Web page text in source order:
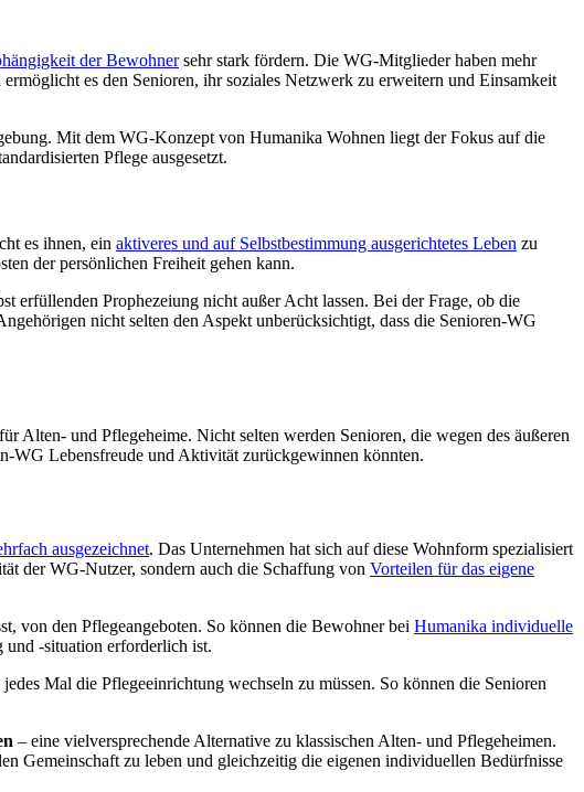
der Bewohnersehr stark fördern. Die WG-Mitglieder haben mehr
es den Senioren, ihr soziales Netzwerk zu erweitern und Einsamkeit
Mit dem WG-Konzept von Humanika Wohnen liegt der Fokus auf die
Pflege ausgesetzt.
es ihnen, ein aktiveres und auf Selbstbestimmung ausgerichtetes Leben zu
der persönlichen Freiheit gehen kann.
Prophezeiung nicht außer Acht lassen. Bei der Frage, ob die
nicht selten den Aspekt unberücksichtigt, dass die Senioren-WG
und Pflegeheime. Nicht selten werden Senioren, die wegen des äußeren
WG Lebensfreude und Aktivität zurückgewinnen könnten.
ausgezeichnet. Das Unternehmen hat sich auf diese Wohnform spezialisiert
der WG-Nutzer, sondern auch die Schaffung von Vorteilen für das eigene
von den Pflegeangeboten. So können die Bewohner bei Humanika individuelle
und -situation erforderlich ist.
Mal die Pflegeeinrichtung wechseln zu müssen. So können die Senioren
– eine vielversprechende Alternative zu klassischen Alten- und Pflegeheimen.
Gemeinschaft zu leben und gleichzeitig die eigenen individuellen Bedürfnisse